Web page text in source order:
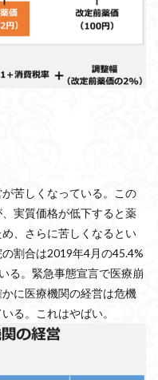
苦しくなっている。この
実質価格が低下すると薬
、さらに苦しくなるとい
割合は2019年4月の45.4%
る。緊急事態宣言で医療崩
に医療機関の経営は危機
る。これはやばい。